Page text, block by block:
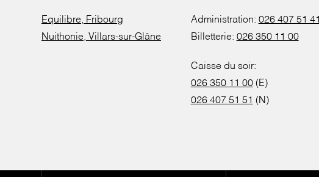
Equilibre, Fribourg
Nuithonie, Villars-sur-Glâne
Administration: 026 407 51 41
Billetterie: 026 350 11 00
Caisse du soir:
026 350 11 00(E)
026 407 51 51 (N)